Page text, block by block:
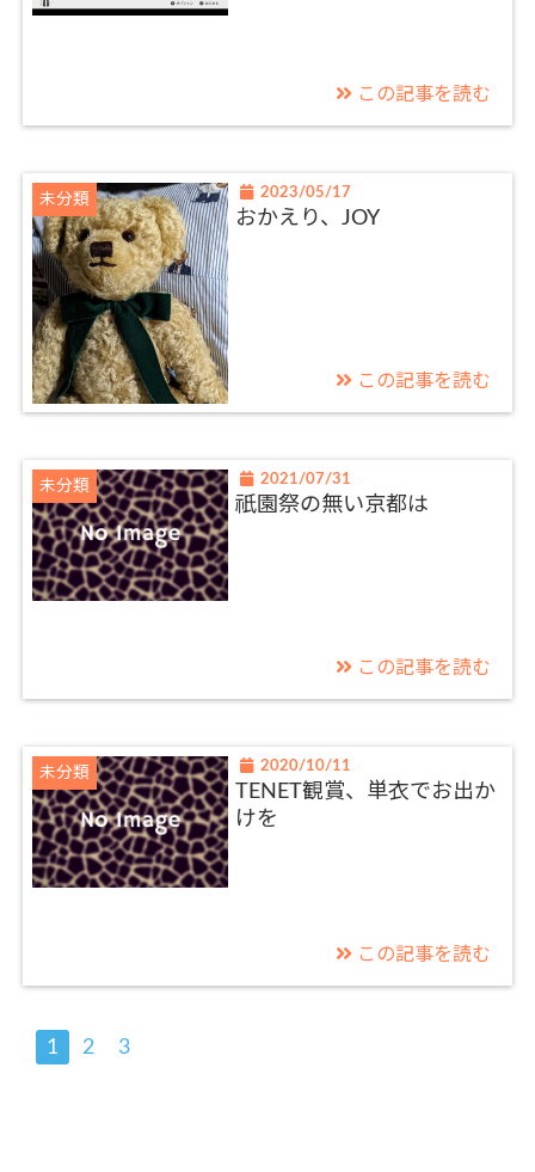
この記事を読む
未分類 2023/05/17
おかえり、JOY
この記事を読む
未分類 2021/07/31
祇園祭の無い京都は
この記事を読む
未分類 2020/10/11
TENET観賞、単衣でお出か
けを
この記事を読む
1 2 3